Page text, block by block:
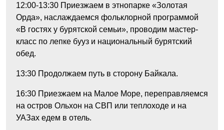
12:00-13:30 Приезжаем в этнопарке «Золотая
Орда», наслаждаемся фольклорной программой
«В гостях у бурятской семьи», проводим мастер-
класс по лепке бууз и национальный бурятский
обед.
13:30 Продолжаем путь в сторону Байкала.
16:30 Приезжаем на Малое Море, переправляемся
на остров Ольхон на СВП или теплоходе и на
УАЗах едем в отель.